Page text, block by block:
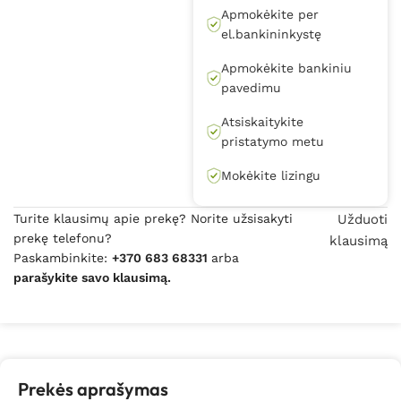
Apmokėkite per
el.bankininkystę
Apmokėkite bankiniu
pavedimu
Atsiskaitykite
pristatymo metu
Mokėkite lizingu
Turite klausimų apie prekę? Norite užsisakyti
prekę telefonu?
Paskambinkite: +370 683 68331 arba
parašykite savo klausimą.
Užduoti
klausimą
Prekės aprašymas